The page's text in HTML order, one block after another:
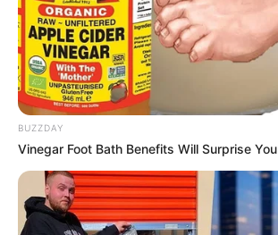
BUZZDAY
Vinegar Foot Bath Benefits Will Surprise You